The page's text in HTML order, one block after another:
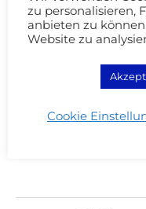
Was konnte euch
zu personalisieren,
anbieten zu
Website zu
Cookie